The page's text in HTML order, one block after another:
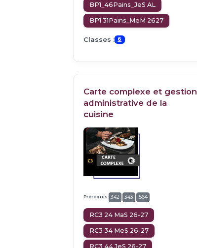
BP1_46Pains_JeS AL
BP1 31Pains_MeM 2627
Classes : 6
Carte complexe et gestion
administrative de la
cuisine
Prérequis: 342 343 564
RC3 24 MaS 26-27
RC3 34 MeS 26-27
RC3 44 JeS 26-27